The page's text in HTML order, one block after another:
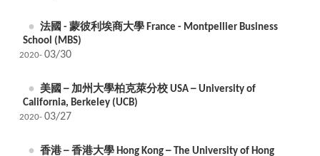
法國 - 蒙彼利埃商大學 France - Montpellier Business
School (MBS)
2020- 03/30
美國 ─ 加州大學柏克萊分校 USA ─ University of
California, Berkeley (UCB)
2020- 03/27
香港 ─ 香港大學 Hong Kong ─ The University of Hong